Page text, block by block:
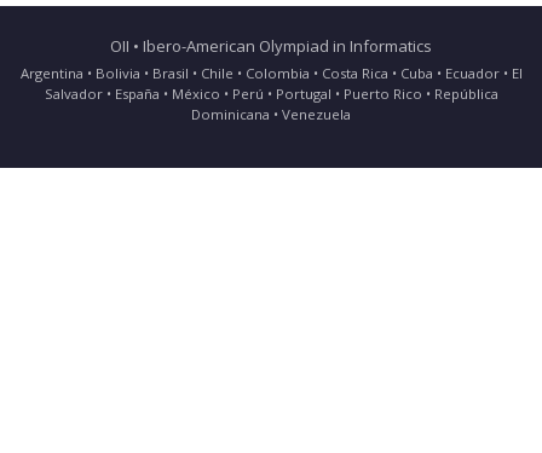
OII • Ibero-American Olympiad in Informatics
Argentina • Bolivia • Brasil • Chile • Colombia • Costa Rica • Cuba • Ecuador • El
Salvador • España • México • Perú • Portugal • Puerto Rico • República
Dominicana • Venezuela